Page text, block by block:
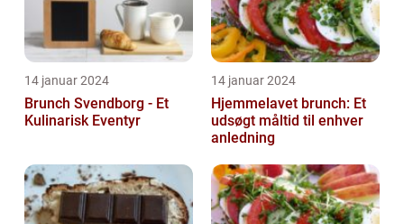
14 januar 2024
Brunch Svendborg - Et
Kulinarisk Eventyr
14 januar 2024
Hjemmelavet brunch: Et
udsøgt måltid til enhver
anledning